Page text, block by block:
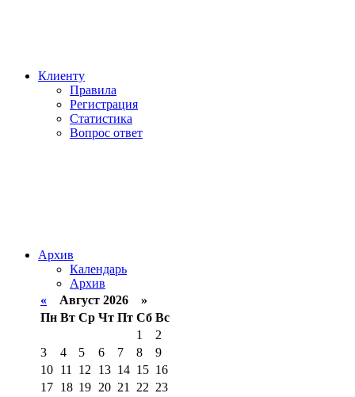
Клиенту
Правила
Регистрация
Статистика
Вопрос ответ
Архив
Календарь
Архив
« Август 2026 »
Пн Вт Ср Чт Пт Сб Вс
1
2
3
4 5 6 7 8
9
10 11 12 13 14 15 16
17 18 19 20 21 22 23